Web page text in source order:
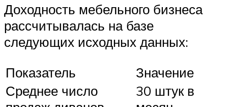
Доходность мебельного бизнеса
рассчитывалась на базе
следующих исходных данных:
Показатель
Значение
Среднее число
30 штук в